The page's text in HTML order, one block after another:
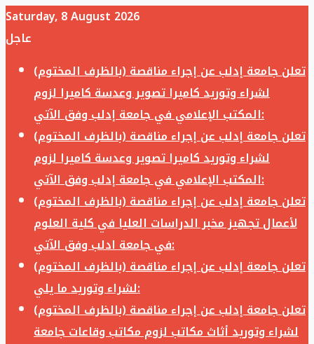
Saturday, 8 August 2026
عاجل
تعلن جامعة إدلب عن إجراء مناقصة (بالظرف المختوم)
لشراء وتوريد كاميرا تصوير وعدسة كاميرا لزوم
المكتب الإعلامي في جامعة إدلب وفق الآتي:
تعلن جامعة إدلب عن إجراء مناقصة (بالظرف المختوم)
لشراء وتوريد كاميرا تصوير وعدسة كاميرا لزوم
المكتب الإعلامي في جامعة إدلب وفق الآتي:
تعلن جامعة إدلب عن إجراء مناقصة (بالظرف المختوم)
لأعمال تجهيز مخبر الدراسات العليا في كلية العلوم
في جامعة ادلب وفق الآتي:
تعلن جامعة إدلب عن إجراء مناقصة (بالظرف المختوم)
لشراء وتوريد ما يلي:
تعلن جامعة إدلب عن إجراء مناقصة (بالظرف المختوم)
لشراء وتوريد أثاث مكاتب لزوم مكاتب وقاعات جامعة